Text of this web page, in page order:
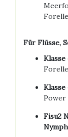
Für Flüsse,
Fisu2